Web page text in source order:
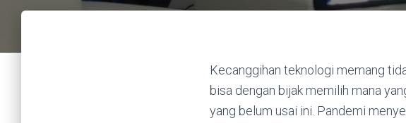
Kecanggihan teknologi memang
bisa dengan bijak memilih mana
yang belum usai ini. Pandemi